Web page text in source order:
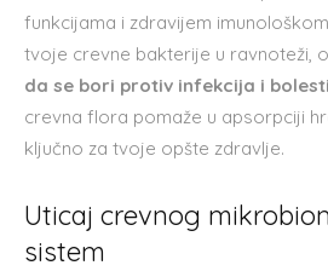
funkcijama i zdravijem
tvoje crevne bakterije u ravnoteži,
da se bori protiv infekcija i bolesti
crevna flora pomaže u apsorpciji
ključno za tvoje opšte zdravlje.
Uticaj crevnog
sistem